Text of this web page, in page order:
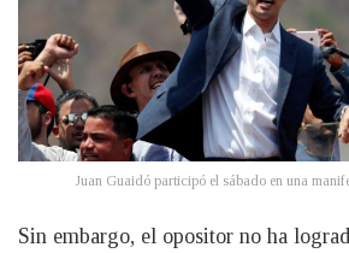
Juan Guaidó participó el sábado en una
Sin embargo, el opositor no ha